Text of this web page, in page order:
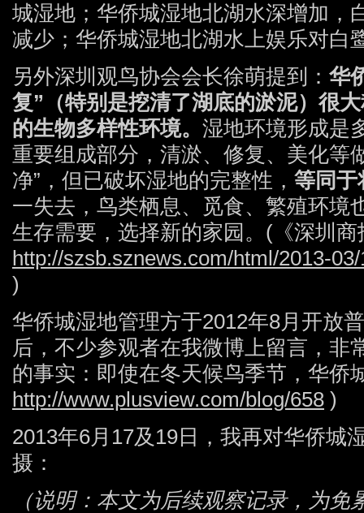
城湿地；华侨城湿地北湖水深增加，
减少；华侨城湿地北湖水上娱乐对白
另外深圳观鸟协会会长徐萌提到： 华
复”（特别是挖清了湖底的淤泥）很
的生物多样性环境。 湿地环境形成是
重要组成部分，清淤、修复、美化等
净”，但已破坏湿地的完整性， 等同于
一失去，鸟类栖息、觅食、繁殖环境
生存需要，选择新的家园。(《深圳
http://szsb.sznews.com/html/2013-
)
华侨城湿地管理方于2012年8月开放
后，不少参观者在我微博上留言，非
的事实：即使在冬天候鸟季节，华侨
http://www.plusview.com/blog/658 )
2013年6月17及19日，我再对华侨城
摄：
（说明：本文为后续观察记录，为